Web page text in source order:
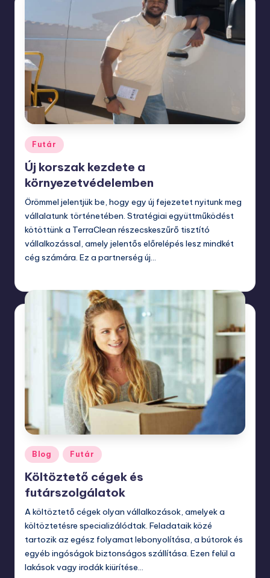
Posted
in
Futár
Új korszak kezdete a
környezetvédelemben
Örömmel jelentjük be, hogy egy új fejezetet nyitunk meg
vállalatunk történetében. Stratégiai együttműködést
kötöttünk a TerraClean részecskeszűrő tisztító
vállalkozással, amely jelentős előrelépés lesz mindkét
cég számára. Ez a partnerség új…
Posted
in
Blog Futár
Költöztető cégek és
futárszolgálatok
A költöztető cégek olyan vállalkozások, amelyek a
költöztetésre specializálódtak. Feladataik közé
tartozik az egész folyamat lebonyolítása, a bútorok és
egyéb ingóságok biztonságos szállítása. Ezen felül a
lakások vagy irodák kiürítése…